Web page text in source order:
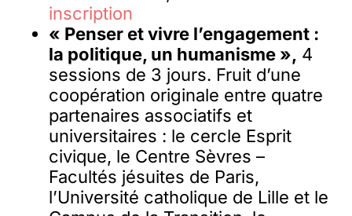
inscription
« Penser et vivre l’engagement :
la politique, un humanisme », 4
sessions de 3 jours. Fruit d’une
coopération originale entre quatre
partenaires associatifs et
universitaires : le cercle Esprit
civique, le Centre Sèvres –
Facultés jésuites de Paris,
l’Université catholique de Lille et le